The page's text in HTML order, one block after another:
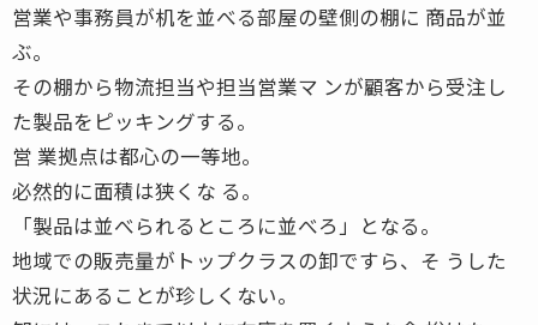
営業や事務員が机を並べる部屋の壁側の棚に 商品が並
ぶ。
その棚から物流担当や担当営業マ ンが顧客から受注し
た製品をピッキングする。
営 業拠点は都心の一等地。
必然的に面積は狭くな る。
「製品は並べられるところに並べろ」となる。
地域での販売量がトップクラスの卸ですら、そ うした
状況にあることが珍しくない。